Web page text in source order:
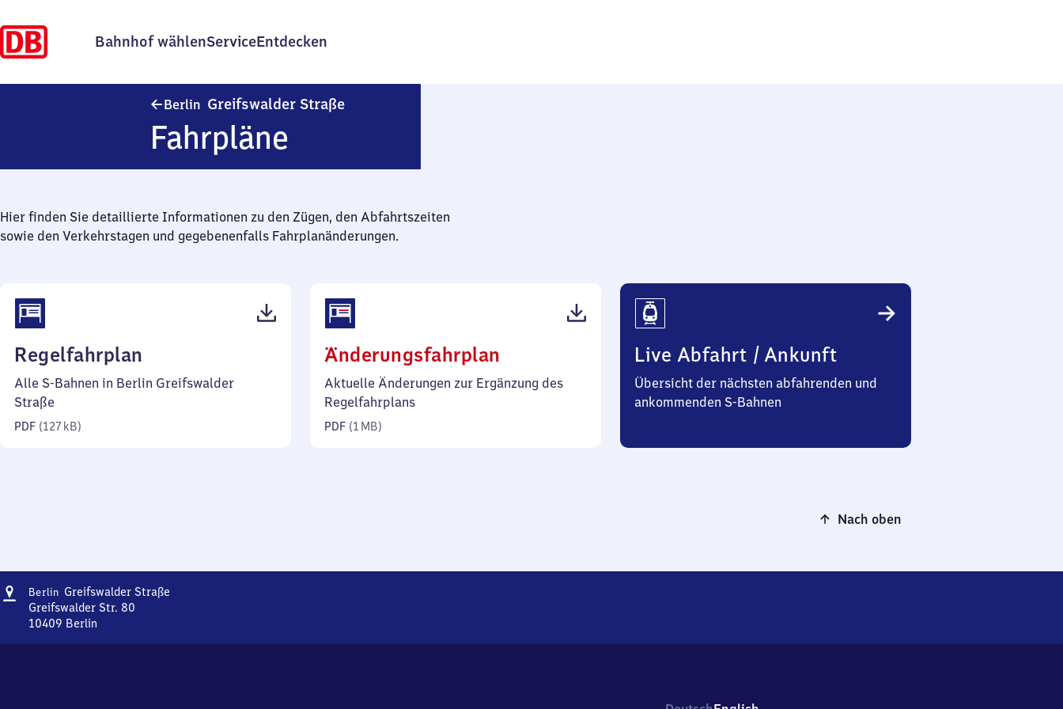
Bahnhof wählenServiceEntdecken
Berlin Greifswalder Straße
Fahrpläne
Hier finden Sie detaillierte Informationen zu den Zügen, den Abfahrtszeiten
sowie den Verkehrstagen und gegebenenfalls Fahrplanänderungen.
Regelfahrplan
127
Alle S-Bahnen in Berlin Greifswalder
Straße
PDF (127 kB)
Änderungsfahrplan
1 Megabyte)
Aktuelle Änderungen zur Ergänzung des
Regelfahrplans
PDF (1 MB)
Live Abfahrt / Ankunft
Übersicht der nächsten abfahrenden und
ankommenden S-Bahnen
Nach oben
Adresse
Berlin Greifswalder StraßeBerlin
Greifswalder Str. 80
10409 Berlin